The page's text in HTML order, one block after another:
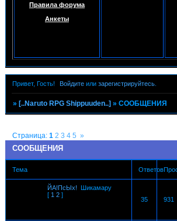
Правила форума
Анкеты
Привет, Гость! Войдите илизарегистрируйтесь
»[..Naruto RPG Shippuuden..] »СООБЩЕНИЯ
СООБЩЕНИЯ
Страница:1 2 3 4 5 »
Тема Ответов
ЙА!ПсЫх!
Шикамару
[ 1 2 ]
35 931